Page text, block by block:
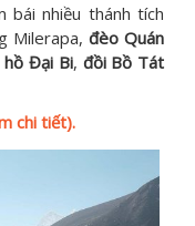
bái nhiều thánh tích
Milerapa, đèo Quán
hồ Đại Bi, đồi Bồ Tát
chi tiết).